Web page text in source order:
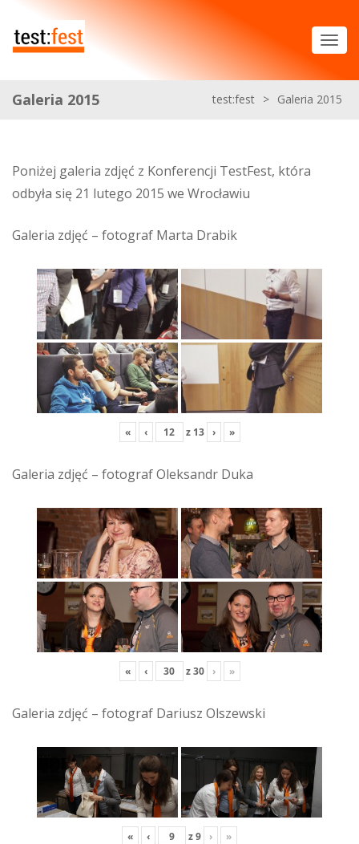
Galeria 2015 test:fest > Galeria 2015
Poniżej galeria zdjęć z Konferencji TestFest, która
odbyła się 21 lutego 2015 we Wrocławiu
Galeria zdjęć – fotograf Marta Drabik
« ‹ z 13 › »
Galeria zdjęć – fotograf Oleksandr Duka
« ‹ z30 › »
Galeria zdjęć – fotograf Dariusz Olszewski
« ‹ z9 › »